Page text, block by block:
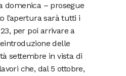
domenica – prosegue
l’apertura sarà tutti i
per poi arrivare a
delle
settembre in vista di
che, dal 5 ottobre,